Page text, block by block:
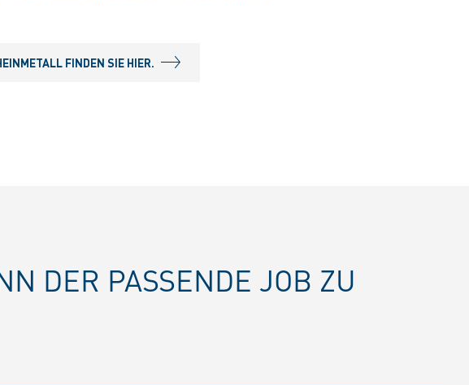
FINDEN SIE HIER.
DER PASSENDE JOB ZU